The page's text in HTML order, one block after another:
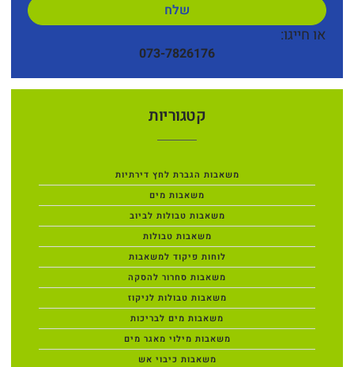
שלח
או חייגו:
073-7826176
קטגוריות
משאבות הגברת לחץ דירתיות
משאבות מים
משאבות טבולות לביוב
משאבות טבולות
לוחות פיקוד למשאבות
משאבות סחרור להסקה
משאבות טבולות לניקוז
משאבות מים לבריכות
משאבות מילוי מאגר מים
משאבות כיבוי אש